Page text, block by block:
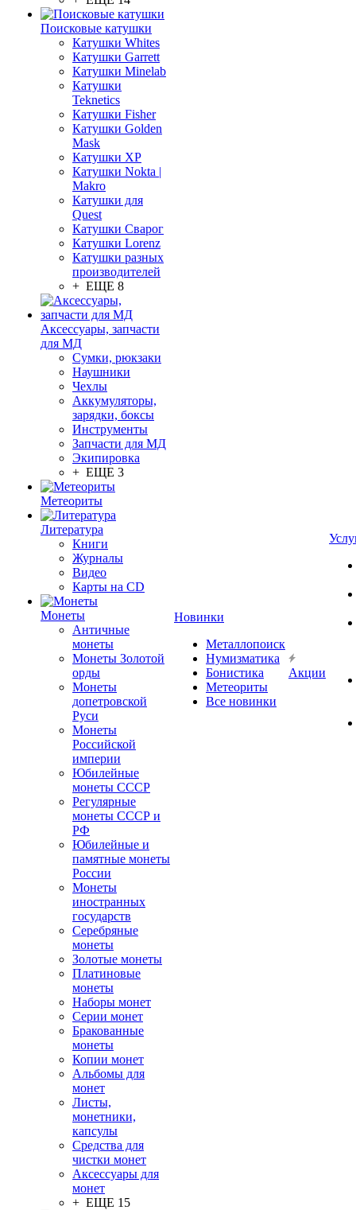
Поисковые катушки
Катушки Whites
Катушки Garrett
Катушки Minelab
Катушки
Teknetics
Катушки Fisher
Катушки Golden
Mask
Катушки XP
Катушки Nokta |
Makro
Катушки для
Quest
Катушки Сварог
Катушки Lorenz
Катушки разных
производителей
+ ЕЩЕ 8
Аксессуары, запчасти
для МД
Сумки, рюкзаки
Наушники
Чехлы
Аккумуляторы,
зарядки, боксы
Инструменты
Запчасти для МД
Экипировка
+ ЕЩЕ 3
Метеориты
Литература
Книги
Журналы
Видео
Карты на CD
Монеты
Античные
монеты
Монеты Золотой
орды
Монеты
допетровской
Руси
Монеты
Российской
империи
Юбилейные
монеты СССР
Регулярные
монеты СССР и
РФ
Юбилейные и
памятные монеты
России
Монеты
иностранных
государств
Серебряные
монеты
Золотые монеты
Платиновые
монеты
Наборы монет
Серии монет
Бракованные
монеты
Копии монет
Альбомы для
монет
Листы,
монетники,
капсулы
Средства для
чистки монет
Аксессуары для
монет
+ ЕЩЕ 15
Новинки
Металлопоиск
Нумизматика
Бонистика
Метеориты
Все новинки
Акции